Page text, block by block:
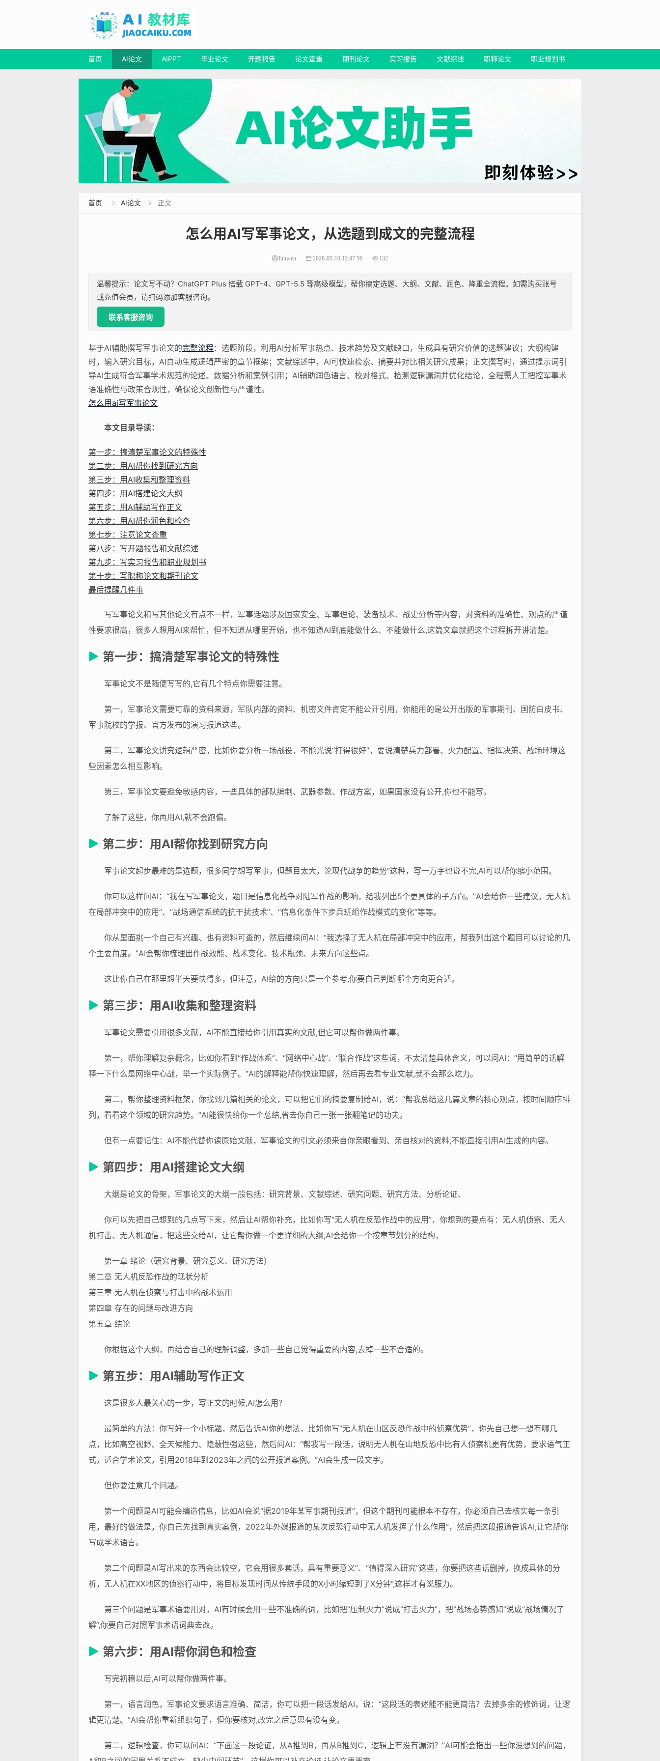
首页 AI论文 AIPPT 毕业论文 开题报告 论文查重 期刊论文 实习报告 文献综述 职称论文 职业规划书
首页  AI论文  正文
怎么用AI写军事论文，从选题到成文的完整流程
lunwen 2026-05-10 12:47:56 132
温馨提示：论文写不动？ChatGPT Plus 搭载 GPT-4、GPT-5.5 等高级模型，帮你搞定选题、大纲、文献、润色、降重全流程。如需购买账号
或充值会员，请扫码添加客服咨询。
联系客服咨询
基于AI辅助撰写军事论文的完整流程 ：选题阶段，利用AI分析军事热点、技术趋势及文献缺口，生成具有研究价值的选题建议；大纲构建
时，输入研究目标，AI自动生成逻辑严密的章节框架；文献综述中，AI可快速检索、摘要并对比相关研究成果；正文撰写时，通过提示词引
导AI生成符合军事学术规范的论述、数据分析和案例引用；AI辅助润色语言、校对格式、检测逻辑漏洞并优化结论，全程需人工把控军事术
语准确性与政策合规性，确保论文创新性与严谨性。
怎么用ai写军事论文
本文目录导读：
第一步：搞清楚军事论文的特殊性
第二步：用AI帮你找到研究方向
第三步：用AI收集和整理资料
第四步：用AI搭建论文大纲
第五步：用AI辅助写作正文
第六步：用AI帮你润色和检查
第七步：注意论文查重
第八步：写开题报告和文献综述
第九步：写实习报告和职业规划书
第十步：写职称论文和期刊论文
最后提醒几件事
写军事论文和写其他论文有点不一样，军事话题涉及国家安全、军事理论、装备技术、战史分析等内容，对资料的准确性、观点的严谨
性要求很高，很多人想用AI来帮忙，但不知道从哪里开始，也不知道AI到底能做什么、不能做什么,这篇文章就把这个过程拆开讲清楚。
第一步：搞清楚军事论文的特殊性
军事论文不是随便写写的,它有几个特点你需要注意。
第一，军事论文需要可靠的资料来源，军队内部的资料、机密文件肯定不能公开引用，你能用的是公开出版的军事期刊、国防白皮书、
军事院校的学报、官方发布的演习报道这些。
第二，军事论文讲究逻辑严密，比如你要分析一场战役，不能光说“打得很好”，要说清楚兵力部署、火力配置、指挥决策、战场环境这
些因素怎么相互影响。
第三，军事论文要避免敏感内容，一些具体的部队编制、武器参数、作战方案，如果国家没有公开,你也不能写。
了解了这些，你再用AI,就不会跑偏。
第二步：用AI帮你找到研究方向
军事论文起步最难的是选题，很多同学想写军事，但题目太大，论现代战争的趋势”这种，写一万字也说不完,AI可以帮你缩小范围。
你可以这样问AI：“我在写军事论文，题目是信息化战争对陆军作战的影响，给我列出5个更具体的子方向。”AI会给你一些建议，无人机
在局部冲突中的应用”、“战场通信系统的抗干扰技术”、“信息化条件下步兵班组作战模式的变化”等等。
你从里面挑一个自己有兴趣、也有资料可查的，然后继续问AI：“我选择了无人机在局部冲突中的应用，帮我列出这个题目可以讨论的几
个主要角度。”AI会帮你梳理出作战效能、战术变化、技术瓶颈、未来方向这些点。
这比你自己在那里想半天要快得多，但注意，AI给的方向只是一个参考,你要自己判断哪个方向更合适。
第三步：用AI收集和整理资料
军事论文需要引用很多文献，AI不能直接给你引用真实的文献,但它可以帮你做两件事。
第一，帮你理解复杂概念，比如你看到“作战体系”、“网络中心战”、“联合作战”这些词，不太清楚具体含义，可以问AI：“用简单的话解
释一下什么是网络中心战，举一个实际例子。”AI的解释能帮你快速理解，然后再去看专业文献,就不会那么吃力。
第二，帮你整理资料框架，你找到几篇相关的论文，可以把它们的摘要复制给AI，说：“帮我总结这几篇文章的核心观点，按时间顺序排
列，看看这个领域的研究趋势。”AI能很快给你一个总结,省去你自己一张一张翻笔记的功夫。
但有一点要记住：AI不能代替你读原始文献，军事论文的引文必须来自你亲眼看到、亲自核对的资料,不能直接引用AI生成的内容。
第四步：用AI搭建论文大纲
大纲是论文的骨架，军事论文的大纲一般包括：研究背景、文献综述、研究问题、研究方法、分析论证、
你可以先把自己想到的几点写下来，然后让AI帮你补充，比如你写“无人机在反恐作战中的应用”，你想到的要点有：无人机侦察、无人
机打击、无人机通信，把这些交给AI，让它帮你做一个更详细的大纲,AI会给你一个按章节划分的结构，
第一章 绪论（研究背景、研究意义、研究方法）
第二章 无人机反恐作战的现状分析
第三章 无人机在侦察与打击中的战术运用
第四章 存在的问题与改进方向
第五章 结论
你根据这个大纲，再结合自己的理解调整，多加一些自己觉得重要的内容,去掉一些不合适的。
第五步：用AI辅助写作正文
这是很多人最关心的一步，写正文的时候,AI怎么用？
最简单的方法：你写好一个小标题，然后告诉AI你的想法，比如你写“无人机在山区反恐作战中的侦察优势”，你先自己想一想有哪几
点，比如高空视野、全天候能力、隐蔽性强这些，然后问AI：“帮我写一段话，说明无人机在山地反恐中比有人侦察机更有优势，要求语气正
式，适合学术论文，引用2018年到2023年之间的公开报道案例。”AI会生成一段文字。
但你要注意几个问题。
第一个问题是AI可能会编造信息，比如AI会说“据2019年某军事期刊报道”，但这个期刊可能根本不存在，你必须自己去核实每一条引
用，最好的做法是，你自己先找到真实案例，2022年外媒报道的某次反恐行动中无人机发挥了什么作用”，然后把这段报道告诉AI,让它帮你
写成学术语言。
第二个问题是AI写出来的东西会比较空，它会用很多套话，具有重要意义”、“值得深入研究”这些，你要把这些话删掉，换成具体的分
析，无人机在XX地区的侦察行动中，将目标发现时间从传统手段的X小时缩短到了X分钟”,这样才有说服力。
第三个问题是军事术语要用对，AI有时候会用一些不准确的词，比如把“压制火力”说成“打击火力”，把“战场态势感知”说成“战场情况了
解”,你要自己对照军事术语词典去改。
第六步：用AI帮你润色和检查
写完初稿以后,AI可以帮你做两件事。
第一，语言润色，军事论文要求语言准确、简洁，你可以把一段话发给AI，说：“这段话的表述能不能更简洁？去掉多余的修饰词，让逻
辑更清楚。”AI会帮你重新组织句子，但你要核对,改完之后意思有没有变。
第二，逻辑检查，你可以问AI：“下面这一段论证，从A推到B，再从B推到C，逻辑上有没有漏洞？”AI可能会指出一些你没想到的问题，